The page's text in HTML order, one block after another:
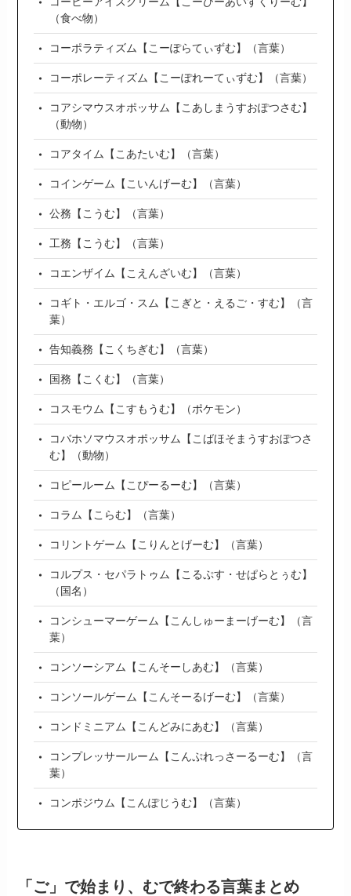
（食べ物）
コーポラティズム【こーぽらてぃずむ】（言葉）
コーポレーティズム【こーぽれーてぃずむ】（言葉）
コアシマウスオポッサム【こあしまうすおぽつさむ】
（動物）
コアタイム【こあたいむ】（言葉）
コインゲーム【こいんげーむ】（言葉）
公務【こうむ】（言葉）
工務【こうむ】（言葉）
コエンザイム【こえんざいむ】（言葉）
コギト・エルゴ・スム【こぎと・えるご・すむ】（言
葉）
告知義務【こくちぎむ】（言葉）
国務【こくむ】（言葉）
コスモウム【こすもうむ】（ポケモン）
コバホソマウスオポッサム【こばほそまうすおぽつさ
む】（動物）
コピールーム【こぴーるーむ】（言葉）
コラム【こらむ】（言葉）
コリントゲーム【こりんとげーむ】（言葉）
コルプス・セパラトゥム【こるぷす・せぱらとぅむ】
（国名）
コンシューマーゲーム【こんしゅーまーげーむ】（言
葉）
コンソーシアム【こんそーしあむ】（言葉）
コンソールゲーム【こんそーるげーむ】（言葉）
コンドミニアム【こんどみにあむ】（言葉）
コンプレッサールーム【こんぷれっさーるーむ】（言
葉）
コンポジウム【こんぽじうむ】（言葉）
「ご」で始まり、むで終わる言葉まとめ